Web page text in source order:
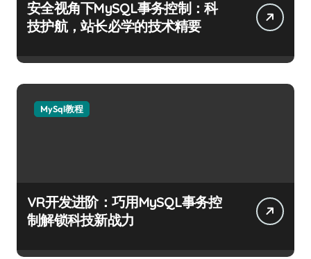
安全视角下MySQL事务控制：科
技护航，站长必学的技术精要
MySql教程
VR开发进阶：巧用MySQL事务控
制解锁科技新战力